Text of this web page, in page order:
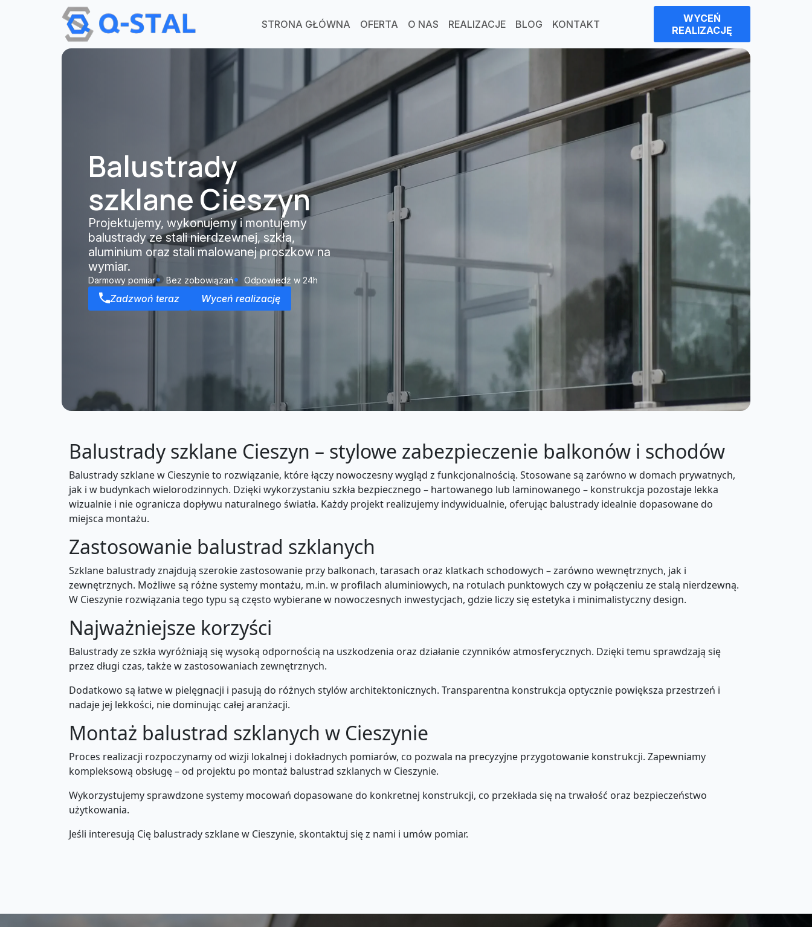
Przejdź do treści
STRONA GŁÓWNA OFERTA O NAS REALIZACJE BLOG KONTAKT
WYCEŃ
REALIZACJĘ
Balustrady
szklane Cieszyn
Projektujemy, wykonujemy i montujemy
balustrady ze stali nierdzewnej, szkła,
aluminium oraz stali malowanej proszkow na
wymiar.
Darmowy pomiar Bez zobowiązań Odpowiedź w 24h
Zadzwoń teraz Wyceń realizację
Balustrady szklane Cieszyn – stylowe zabezpieczenie balkonów i schodów
Balustrady szklane w Cieszynie to rozwiązanie, które łączy nowoczesny wygląd z funkcjonalnością. Stosowane są zarówno w domach prywatnych,
jak i w budynkach wielorodzinnych. Dzięki wykorzystaniu szkła bezpiecznego – hartowanego lub laminowanego – konstrukcja pozostaje lekka
wizualnie i nie ogranicza dopływu naturalnego światła. Każdy projekt realizujemy indywidualnie, oferując balustrady idealnie dopasowane do
miejsca montażu.
Zastosowanie balustrad szklanych
Szklane balustrady znajdują szerokie zastosowanie przy balkonach, tarasach oraz klatkach schodowych – zarówno wewnętrznych, jak i
zewnętrznych. Możliwe są różne systemy montażu, m.in. w profilach aluminiowych, na rotulach punktowych czy w połączeniu ze stalą nierdzewną.
W Cieszynie rozwiązania tego typu są często wybierane w nowoczesnych inwestycjach, gdzie liczy się estetyka i minimalistyczny design.
Najważniejsze korzyści
Balustrady ze szkła wyróżniają się wysoką odpornością na uszkodzenia oraz działanie czynników atmosferycznych. Dzięki temu sprawdzają się
przez długi czas, także w zastosowaniach zewnętrznych.
Dodatkowo są łatwe w pielęgnacji i pasują do różnych stylów architektonicznych. Transparentna konstrukcja optycznie powiększa przestrzeń i
nadaje jej lekkości, nie dominując całej aranżacji.
Montaż balustrad szklanych w Cieszynie
Proces realizacji rozpoczynamy od wizji lokalnej i dokładnych pomiarów, co pozwala na precyzyjne przygotowanie konstrukcji. Zapewniamy
kompleksową obsługę – od projektu po montaż balustrad szklanych w Cieszynie.
Wykorzystujemy sprawdzone systemy mocowań dopasowane do konkretnej konstrukcji, co przekłada się na trwałość oraz bezpieczeństwo
użytkowania.
Jeśli interesują Cię balustrady szklane w Cieszynie, skontaktuj się z nami i umów pomiar.